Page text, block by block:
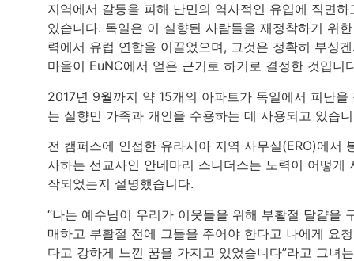
지역에서 갈등을 피해 난민의 역사적인 유입에 직면하
있습니다. 독일은 이 실향된 사람들을 재정착하기 위
력에서 유럽 연합을 이끌었으며, 그것은 정확히 부싱
마을이 EuNC에서 얻은 근거로 하기로 결정한 것입니
2017년 9월까지 약 15개의 아파트가 독일에서 피난을
는 실향민 가족과 개인을 수용하는 데 사용되고 있습
전 캠퍼스에 인접한 유라시아 지역 사무실(ERO)에서
사하는 선교사인 안네마리 스니더스는 노력이 어떻게
작되었는지 설명했습니다.
“나는 예수님이 우리가 이웃들을 위해 부활절 달걀을
매하고 부활절 전에 그들을 주어야 한다고 나에게 요
다고 강하게 느낀 꿈을 가지고 있었습니다”라고 그녀는